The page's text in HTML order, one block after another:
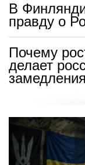
В
правду о
Почему
делает